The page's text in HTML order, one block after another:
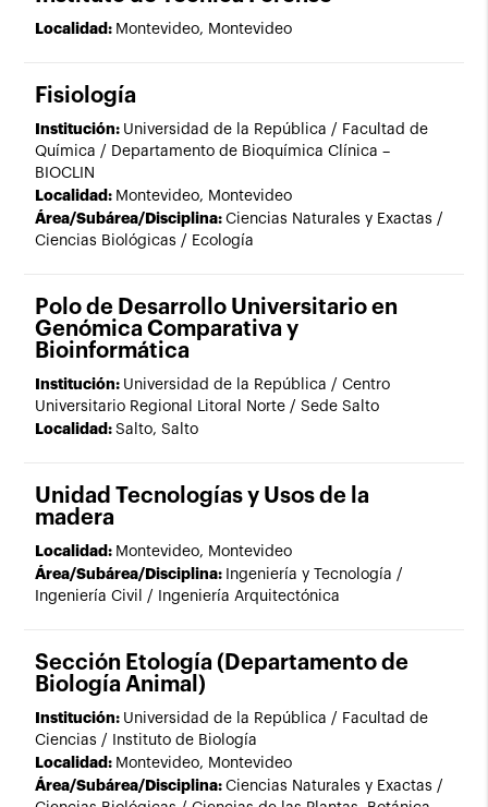
Localidad: Montevideo, Montevideo
Fisiología
Institución: Universidad de la República / Facultad de
Química / Departamento de Bioquímica Clínica –
BIOCLIN
Localidad: Montevideo, Montevideo
Área/Subárea/Disciplina:Ciencias Naturales y Exactas /
Ciencias Biológicas / Ecología
Polo de Desarrollo Universitario en
Genómica Comparativa y
Bioinformática
Institución: Universidad de la República / Centro
Universitario Regional Litoral Norte / Sede Salto
Localidad:Salto, Salto
Unidad Tecnologías y Usos de la
madera
Localidad: Montevideo, Montevideo
Área/Subárea/Disciplina: Ingeniería y Tecnología /
Ingeniería Civil / Ingeniería Arquitectónica
Sección Etología (Departamento de
Biología Animal)
Institución: Universidad de la República / Facultad de
Ciencias / Instituto de Biología
Localidad: Montevideo, Montevideo
Área/Subárea/Disciplina:Ciencias Naturales y Exactas /